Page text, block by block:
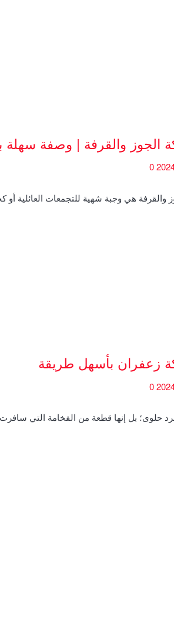
الجوز والقرفة | وصفة سهلة
والقرفة هي وجبة شهية للتجمعات العائلية
زعفران بأسهل طريقة
حلوى؛ بل إنها قطعة من الفخامة التي